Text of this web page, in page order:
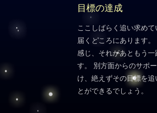
目標の達成
ここしばらく追い求め
届くところにあります
感じ、それがあともう
す。 別方面からのサポ
け、絶えずその目標を
とができるでしょう。